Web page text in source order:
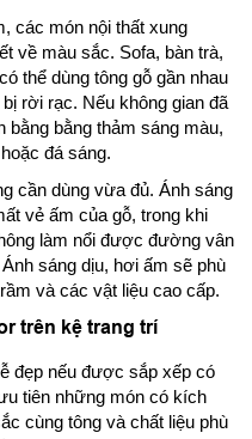
các món nội thất xung
về màu sắc. Sofa, bàn trà,
thể dùng tông gỗ gần nhau
rời rạc. Nếu không gian đã
bằng bằng thảm sáng màu,
đá sáng.
cần dùng vừa đủ. Ánh sáng
vẻ ấm của gỗ, trong khi
làm nổi được đường vân
sáng dịu, hơi ấm sẽ phù
và các vật liệu cao cấp.
trên kệ trang trí
đẹp nếu được sắp xếp có
tiên những món có kích
cùng tông và chất liệu phù